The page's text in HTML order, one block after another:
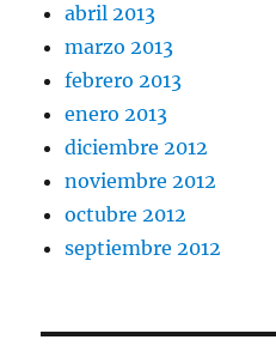
abril 2013
marzo 2013
febrero 2013
enero 2013
diciembre 2012
noviembre 2012
octubre 2012
septiembre 2012